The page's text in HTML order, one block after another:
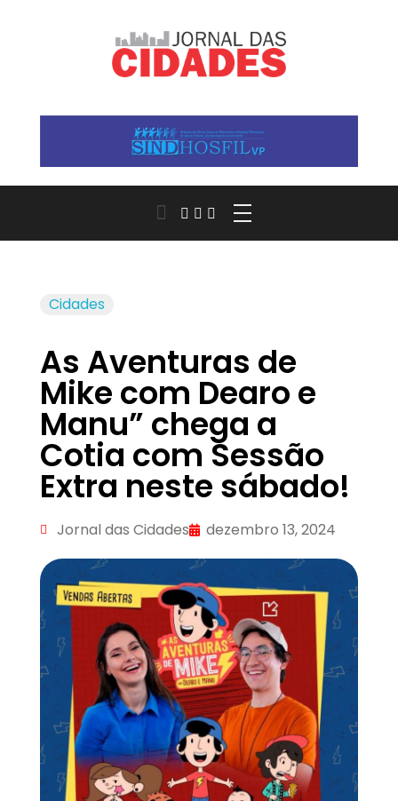
Cidades
As Aventuras de
Mike com Dearo e
Manu” chega a
Cotia com Sessão
Extra neste sábado!
Jornal das Cidades dezembro 13, 2024